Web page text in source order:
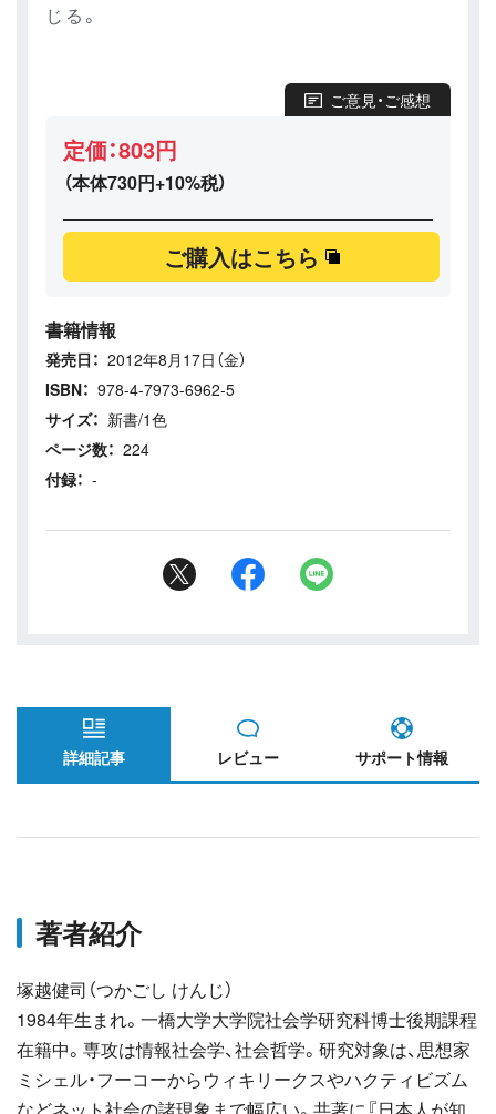
じる。
ご意見・ご感想
定価：803円
（本体730円+10%税）
ご購入はこちら
書籍情報
発売日： 2012年8月17日（金）
ISBN： 978-4-7973-6962-5
サイズ： 新書/1色
ページ数： 224
付録： -
詳細記事 レビュー サポート情報
著者紹介
塚越健司（つかごし けんじ）
1984年生まれ。一橋大学大学院社会学研究科博士後期課程
在籍中。専攻は情報社会学、社会哲学。研究対象は、思想家
ミシェル・フーコーからウィキリークスやハクティビズム
などネット社会の諸現象まで幅広い。共著に『日本人が知